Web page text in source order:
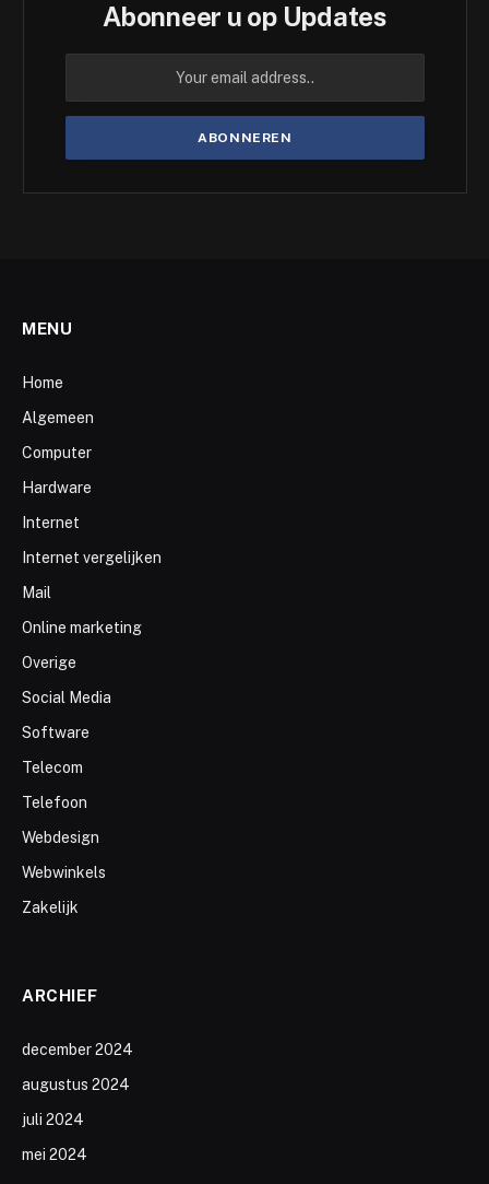
Abonneer u op Updates
MENU
Home
Algemeen
Computer
Hardware
Internet
Internet vergelijken
Mail
Online marketing
Overige
Social Media
Software
Telecom
Telefoon
Webdesign
Webwinkels
Zakelijk
ARCHIEF
december 2024
augustus 2024
juli 2024
mei 2024